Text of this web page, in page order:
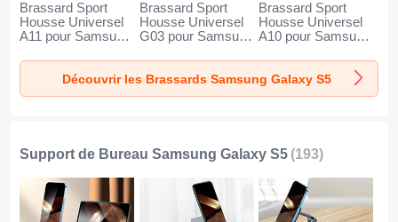
Brassard Sport
Housse Universel
A11 pour Samsung
Brassard Sport
Housse Universel
G03 pour Samsung
Brassard Sport
Housse Universel
A10 pour Samsung
Découvrir les Brassards Samsung Galaxy S5
Support de Bureau Samsung Galaxy S5 (193)